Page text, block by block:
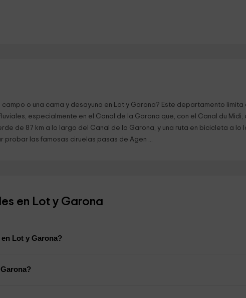
o una cama y desayuno en Lot y Garona? Este departamento limita
especialmente en el Canal de la Garona que, con el Canal du
de 87 km a lo largo del Canal de la Garona, y una ruta en bicicleta a lo
las famosas ciruelas pasas de Agen ...
en Lot y Garona
Lot y Garona?